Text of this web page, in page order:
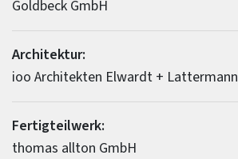
Goldbeck GmbH
Architektur:
ioo Architekten Elwardt + Lattermann
Fertigteilwerk:
thomas allton GmbH